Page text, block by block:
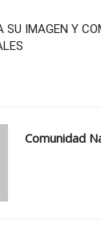
SU IMAGEN Y
Comunidad